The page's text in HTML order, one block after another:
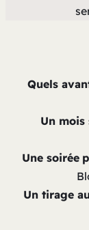
Quels
Un
Une soirée
Un tirage